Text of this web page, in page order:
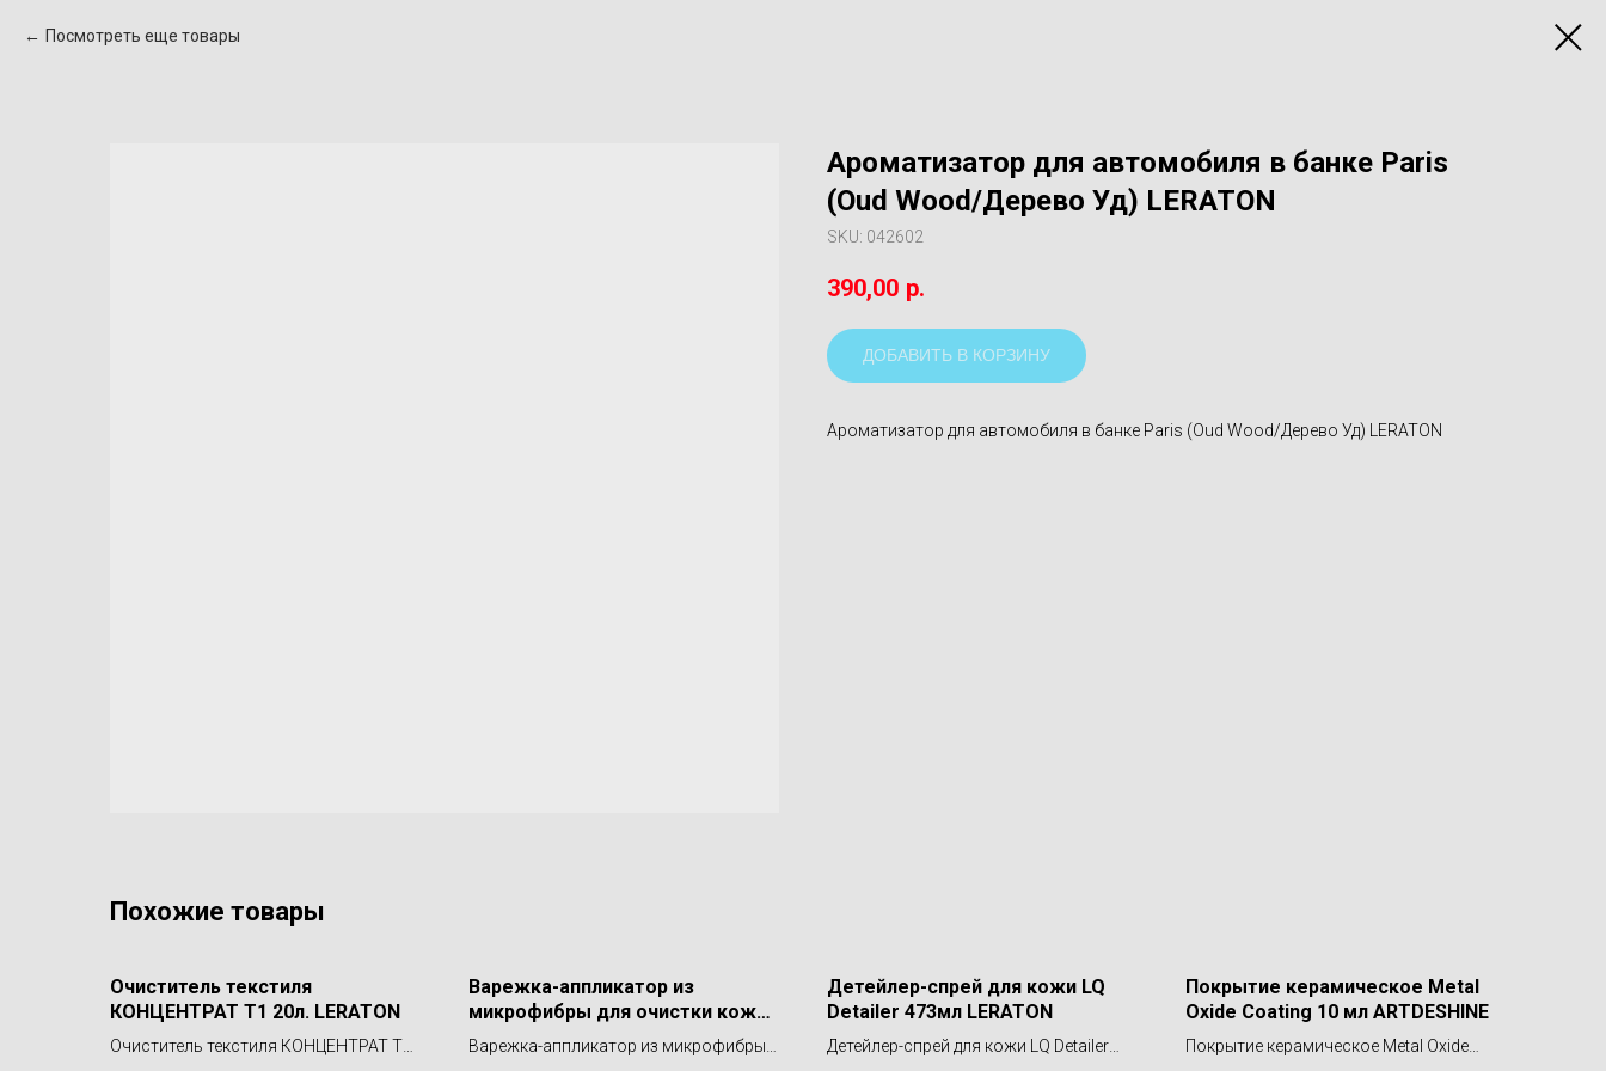
Посмотреть еще товары
Ароматизатор для автомобиля в банке Paris
(Oud Wood/Дерево Уд) LERATON
SKU: 042602
390,00 р.
ДОБАВИТЬ В КОРЗИНУ
Ароматизатор для автомобиля в банке Paris (Oud Wood/Дерево Уд) LERATON
Похожие товары
Очиститель текстиля
КОНЦЕНТРАТ T1 20л. LERATON
Очиститель текстиля КОНЦЕНТРАТ T1
Варежка-аппликатор из
микрофибры для очистки кожи
Pocket applicator White 2шт PS-
A-006
Варежка-аппликатор из микрофибры
Детейлер-спрей для кожи LQ
Detailer 473мл LERATON
Детейлер-спрей для кожи LQ Detailer
Покрытие керамическое Metal
Oxide Coating 10 мл ARTDESHINE
Покрытие керамическое Metal Oxide